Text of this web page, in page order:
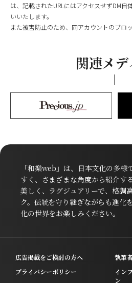
は、記載されたURLにはアクセスせずDM自
いいたします。
また被害防止のため、同アカウントのブロ
関連メデ
「和樂web」は、日本文化の多様
すく、さまざまな角度から紹介す
美しく、ラグジュアリーで、格調
ク。伝統を守り継ぎながらも進化
化の世界をお楽しみください。
広告掲載をご検討の方へ
執筆
プライバシーポリシー
イン
ン